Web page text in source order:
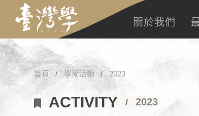
關於我們
首頁 學術活動 2023
ACTIVITY 2023